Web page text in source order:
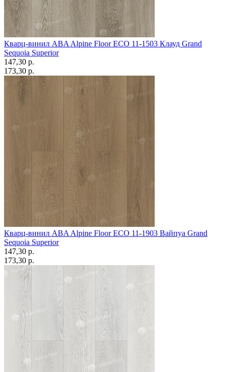
Кварц-винил ABA Alpine Floor ECO 11-1503 Клауд Grand
Sequoia Superior
147,30 p.
173,30 p.
Кварц-винил ABA Alpine Floor ECO 11-1903 Вайпуа Grand
Sequoia Superior
147,30 p.
173,30 p.